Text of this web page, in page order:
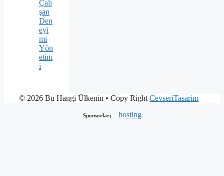
Çalı
şan
Den
eyi
mi
Yön
etim
i
© 2026 Bu Hangi Ülkenin • Copy Right CevseriTasarim
Sponsorlar; hosting